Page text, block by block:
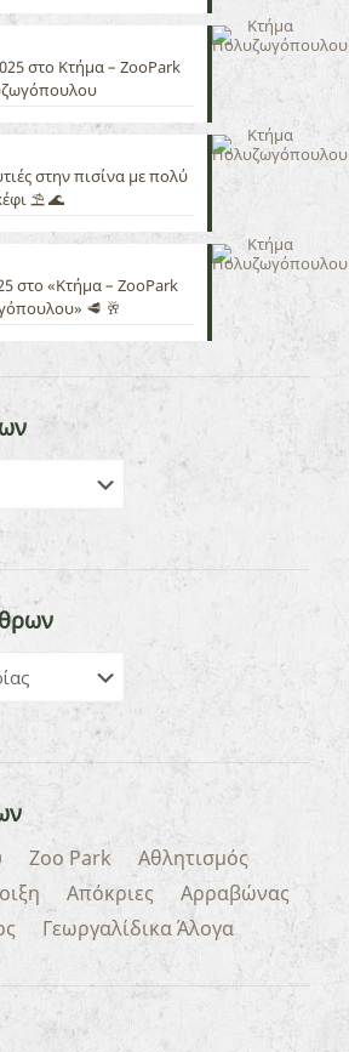
στο Κτήμα – ZooPark
στην πισίνα με πολύ
⛱️ 🌊
στο «Κτήμα – ZooPark
🥩 🥂
Zoo Park
Αθλητισμός
Απόκριες
Αρραβώνας
Γεωργαλίδικα Άλογα